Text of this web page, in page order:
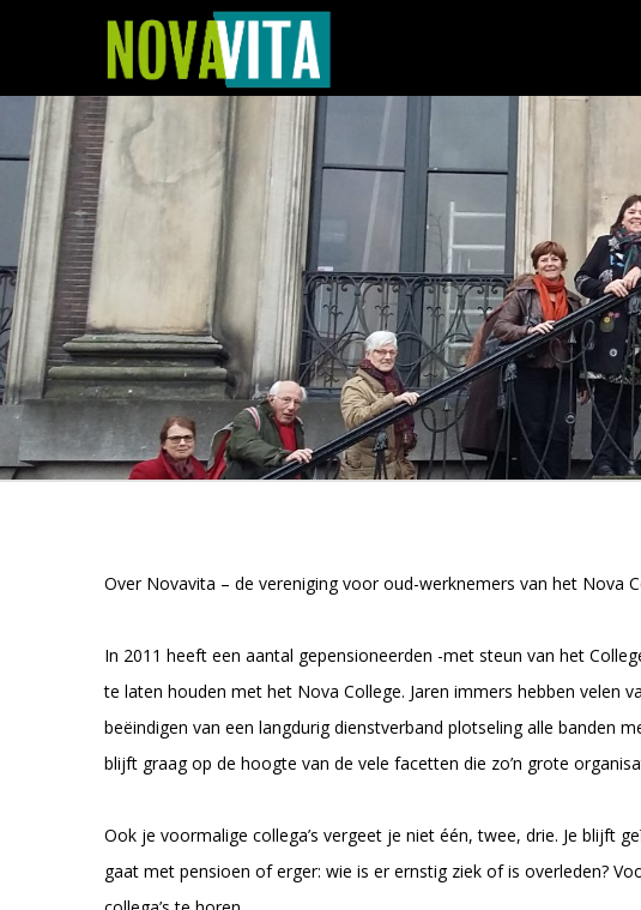
Over Novavita – de vereniging voor oud-werknemers van het Nova
In 2011 heeft een aantal gepensioneerden -met steun van het
te laten houden met het Nova College. Jaren immers hebben velen
beëindigen van een langdurig dienstverband plotseling alle banden
blijft graag op de hoogte van de vele facetten die zo’n grote
Ook je voormalige collega’s vergeet je niet één, twee, drie. Je blijft
gaat met pensioen of erger: wie is er ernstig ziek of is overleden?